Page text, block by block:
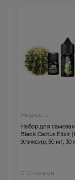
Жидкость
Набор для
Black Cactus Elixir
Эликсир, 50 мг, 30
0 Отзывов